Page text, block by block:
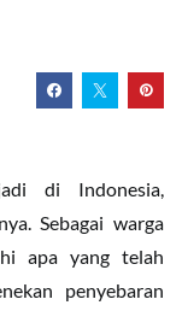
di Indonesia,
Sebagai warga
apa yang telah
penyebaran